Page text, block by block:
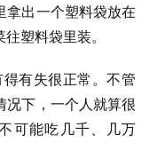
拿出一个塑料袋放在
塑料袋里装。
有失很正常。不管
况下，一个人就算很
可能吃几千、几万